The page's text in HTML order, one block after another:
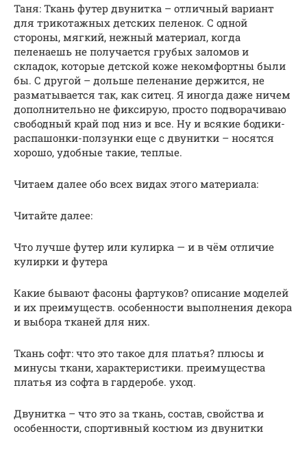
Таня: Ткань футер двунитка – отличный вариант
для трикотажных детских пеленок. С одной
стороны, мягкий, нежный материал, когда
пеленаешь не получается грубых заломов и
складок, которые детской коже некомфортны были
бы. С другой – дольше пеленание держится, не
разматывается так, как ситец. Я иногда даже ничем
дополнительно не фиксирую, просто подворачиваю
свободный край под низ и все. Ну и всякие бодики-
распашонки-ползунки еще с двунитки – носятся
хорошо, удобные такие, теплые.
Читаем далее обо всех видах этого материала:
Читайте далее:
Что лучше футер или кулирка — и в чём отличие
кулирки и футера
Какие бывают фасоны фартуков? описание моделей
и их преимуществ. особенности выполнения декора
и выбора тканей для них.
Ткань софт: что это такое для платья? плюсы и
минусы ткани, характеристики. преимущества
платья из софта в гардеробе. уход.
Двунитка – что это за ткань, состав, свойства и
особенности, спортивный костюм из двунитки